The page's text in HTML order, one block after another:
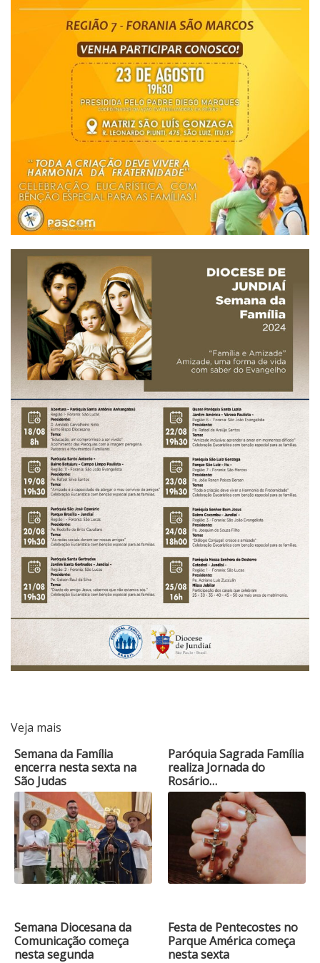
Veja mais
Semana da Família
encerra nesta sexta na
São Judas
Paróquia Sagrada Família
realiza Jornada do
Rosário…
Semana Diocesana da
Comunicação começa
nesta segunda
Festa de Pentecostes no
Parque América começa
nesta sexta